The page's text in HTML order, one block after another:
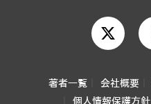
著者一覧 会社概要
個人情報保護方針